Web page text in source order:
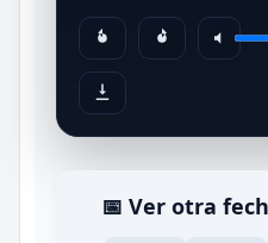
📅 Ver otra